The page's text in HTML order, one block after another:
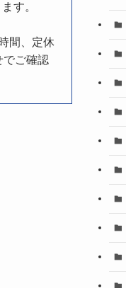
す。
間、定休
でご確認